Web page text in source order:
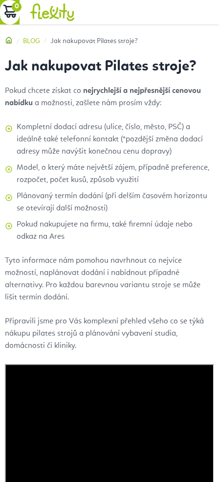
Přejít
na
NÁKUPNÍ
DomůBLOG Jak nakupovat Pilates stroje?
Jak nakupovat Pilates stroje?
Pokud chcete získat co nejrychlejší a nejpřesnější cenovou
nabídku a možnosti, zašlete nám prosím vždy:
Kompletní dodací adresu (ulice, číslo, město, PSČ) a
ideálně také telefonní kontakt (*pozdější změna dodací
adresy může navýšit konečnou cenu dopravy)
Model, o který máte největší zájem, případně preference,
rozpočet, počet kusů, způsob využití
Plánovaný termín dodání (při delším časovém horizontu
se otevírají další možnosti)
Pokud nakupujete na firmu, také firemní údaje nebo
odkaz na Ares
Tyto informace nám pomohou navrhnout co nejvíce
možností, naplánovat dodání i nabídnout případné
alternativy. Pro každou barevnou variantu stroje se může
lišit termín dodání.
Připravili jsme pro Vás komplexní přehled všeho co se týká
nákupu pilates strojů a plánování vybavení studia,
domácnosti či kliniky.